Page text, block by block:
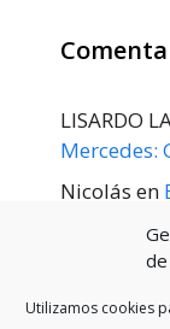
Utilizamos cookies
LISARDO
Mercedes:
Nicolás en
principios